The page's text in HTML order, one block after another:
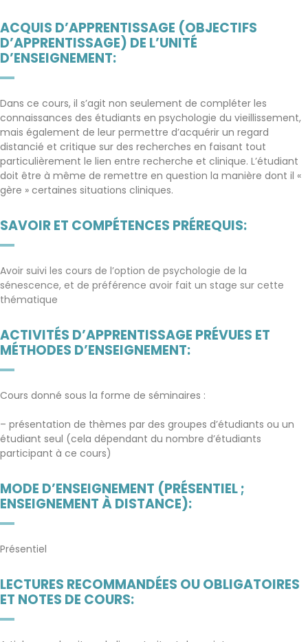
ACQUIS D’APPRENTISSAGE (OBJECTIFS
D’APPRENTISSAGE) DE L’UNITÉ
D’ENSEIGNEMENT:
Dans ce cours, il s’agit non seulement de compléter les
connaissances des étudiants en psychologie du vieillissement,
mais également de leur permettre d’acquérir un regard
distancié et critique sur des recherches en faisant tout
particulièrement le lien entre recherche et clinique. L’étudiant
doit être à même de remettre en question la manière dont il «
gère » certaines situations cliniques.
SAVOIR ET COMPÉTENCES PRÉREQUIS:
Avoir suivi les cours de l’option de psychologie de la
sénescence, et de préférence avoir fait un stage sur cette
thématique
ACTIVITÉS D’APPRENTISSAGE PRÉVUES ET
MÉTHODES D’ENSEIGNEMENT:
Cours donné sous la forme de séminaires :
– présentation de thèmes par des groupes d’étudiants ou un
étudiant seul (cela dépendant du nombre d’étudiants
participant à ce cours)
MODE D’ENSEIGNEMENT (PRÉSENTIEL ;
ENSEIGNEMENT À DISTANCE):
Présentiel
LECTURES RECOMMANDÉES OU OBLIGATOIRES
ET NOTES DE COURS: